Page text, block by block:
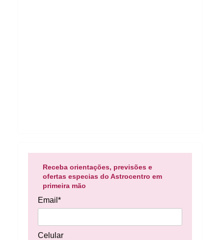
Receba orientações, previsões e
ofertas especias do Astrocentro em
primeira mão
Email*
Celular